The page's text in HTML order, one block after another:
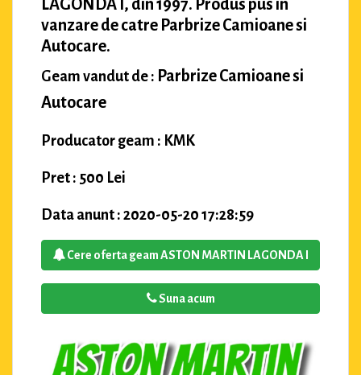
LAGONDA I, din 1997. Produs pus in
vanzare de catre Parbrize Camioane si
Autocare.
Geam vandut de : Parbrize Camioane si
Autocare
Producator geam : KMK
Pret : 500 Lei
Data anunt : 2020-05-20 17:28:59
Cere oferta geam ASTON MARTIN LAGONDA I
Suna acum